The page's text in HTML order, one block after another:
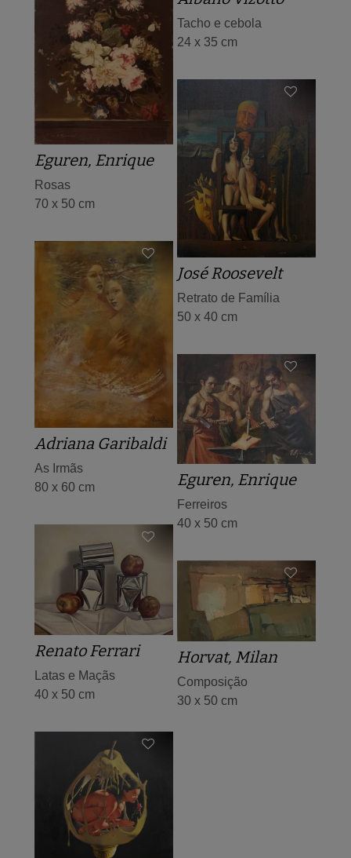
Tacho e cebola
24 x 35 cm
Eguren, Enrique
Rosas
70 x 50 cm
José Roosevelt
Retrato de Família
50 x 40 cm
Adriana Garibaldi
As Irmãs
80 x 60 cm
Eguren, Enrique
Ferreiros
40 x 50 cm
Renato Ferrari
Latas e Maçãs
40 x 50 cm
Horvat, Milan
Composição
30 x 50 cm